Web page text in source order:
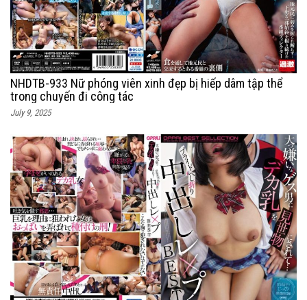
NHDTB-933 Nữ phóng viên xinh đẹp bị hiếp dâm tập thể
trong chuyến đi công tác
July 9, 2025